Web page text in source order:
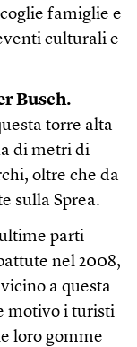
famiglie e
culturali e
Busch.
torre alta
di metri di
oltre che da
sulla Sprea.
parti
nel 2008,
a questa
motivo i turisti
loro gomme